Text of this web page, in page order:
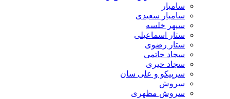
سامیار
سامیار سعیدی
سپهر خلسه
ستار اسماعیلی
ستار رضوی
سجاد حاتمی
سجاد خیری
سرپیکو و علی سان
سروش
سروش مظهری